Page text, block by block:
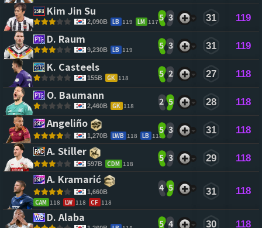
Kim Jin Su
2,090B LB 119 LM 1175 3 31 119
D. Raum
9,230B LB 119 5 3 31 119
K. Casteels
155B GK 118 5 2 27 118
O. Baumann
2,460B GK 118 2 5 28 118
Angeliño
1,270B LWB 118 LB 118
5 3 31 118
A. Stiller
597B CDM 118
5 3 29 118
A. Kramarić
1,660B
CAM 118 LW 118 CF 118
4 5 31 118
D. Alaba 5 4 30 118